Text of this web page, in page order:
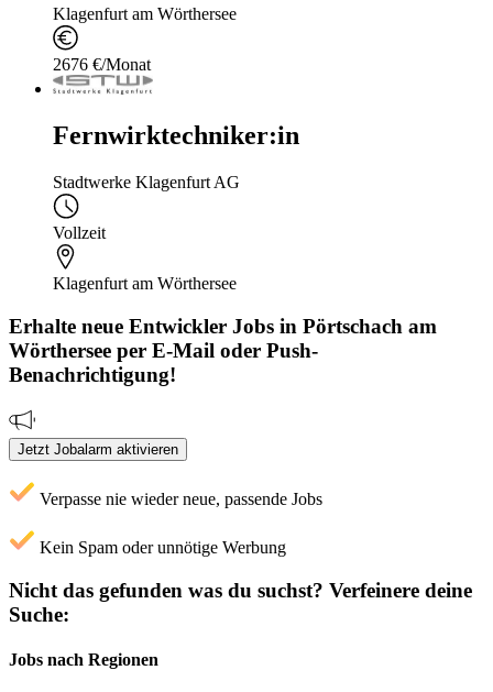
Klagenfurt am Wörthersee
2676 €/Monat
Fernwirktechniker:in
Stadtwerke Klagenfurt AG
Vollzeit
Klagenfurt am Wörthersee
Erhalte neue Entwickler Jobs in Pörtschach am
Wörthersee per E-Mail oder Push-
Benachrichtigung!
Jetzt Jobalarm aktivieren
Verpasse nie wieder neue, passende Jobs
Kein Spam oder unnötige Werbung
Nicht das gefunden was du suchst? Verfeinere deine
Suche:
Jobs nach Regionen